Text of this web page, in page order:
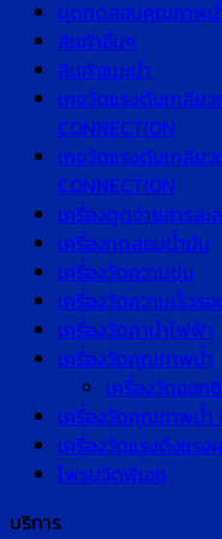
ชุดทดสอบคุณภาพน้
สินค้าอื่นๆ
สินค้าแนะนำ
เกจวัดแรงดันเกลียว
CONNECTION
เกจวัดแรงดันเกลียว
CONNECTION
เครื่องดูดจ่ายสารล
เครื่องทดสอบน้ำมัน
เครื่องวัดความขุ่น
เครื่องวัดความเร็วรอ
เครื่องวัดค่านำไฟฟ้า
เครื่องวัดคุณภาพน้ำ
เครื่องวัดออก
เครื่องวัดคุณภาพน้ำ
เครื่องวัดแรงดึงแรง
โพรบวัดพีเอช
บริการ